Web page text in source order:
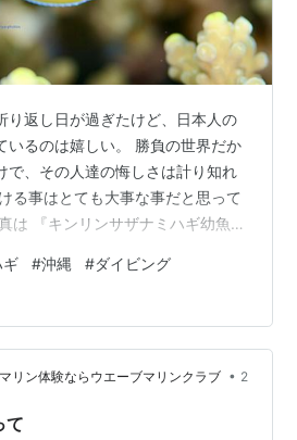
り返し日が過ぎたけど、日本人の
いるのは嬉しい。 勝負の世界だか
で、その人達の悔しさは計り知れ
る事はとても大事な事だと思って
は 『キンリンサザナミハギ幼魚』
ない。 では何か？？図鑑等で調
ザナミハギ幼魚』っぽい。 でも
でQ＆Aで、聞いてみたところ『キ
魚』で間違いないようだ。 青い海
ね キンリンサザナミハギ幼魚
ギ #沖縄 #ダイビング
リン体験ならウエーブマリンクラブ • 2
て